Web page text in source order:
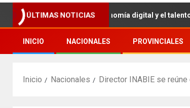
ÚLTIMAS NOTICIAS
para impulsar la economía digital y el talento joven
INICIO NACIONALES PROVINCIALES
Inicio Nacionales Director INABIE se